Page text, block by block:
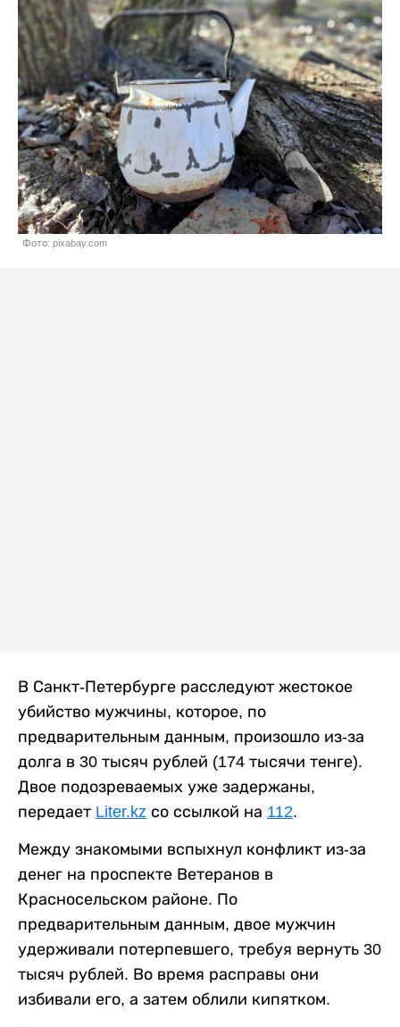
Фото: pixabay.com
В Санкт-Петербурге расследуют жестокое
убийство мужчины, которое, по
предварительным данным, произошло из-за
долга в 30 тысяч рублей (174 тысячи тенге).
Двое подозреваемых уже задержаны,
передает Liter.kz со ссылкой на 112.
Между знакомыми вспыхнул конфликт из-за
денег на проспекте Ветеранов в
Красносельском районе. По
предварительным данным, двое мужчин
удерживали потерпевшего, требуя вернуть 30
тысяч рублей. Во время расправы они
избивали его, а затем облили кипятком.